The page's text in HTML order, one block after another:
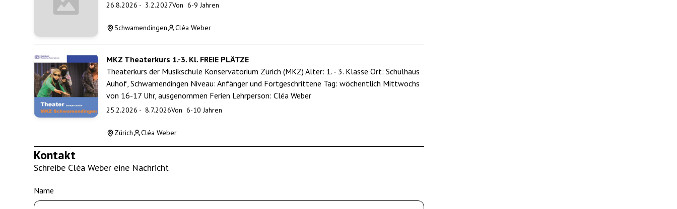
26.8.2026 - 3.2.2027Von6-9 Jahren
Schwamendingen Cléa Weber
MKZ Theaterkurs 1.-3. Kl. FREIE PLÄTZE
Theaterkurs der Musikschule Konservatorium Zürich (MKZ) Alter: 1. - 3. Klasse Ort: Schulhaus
Auhof, Schwamendingen Niveau: Anfänger und Fortgeschrittene Tag: wöchentlich Mittwochs
von 16-17 Uhr, ausgenommen Ferien Lehrperson: Cléa Weber
25.2.2026 -8.7.2026Von6-10 Jahren
Zürich Cléa Weber
Kontakt
Schreibe Cléa Weber eine Nachricht
Name